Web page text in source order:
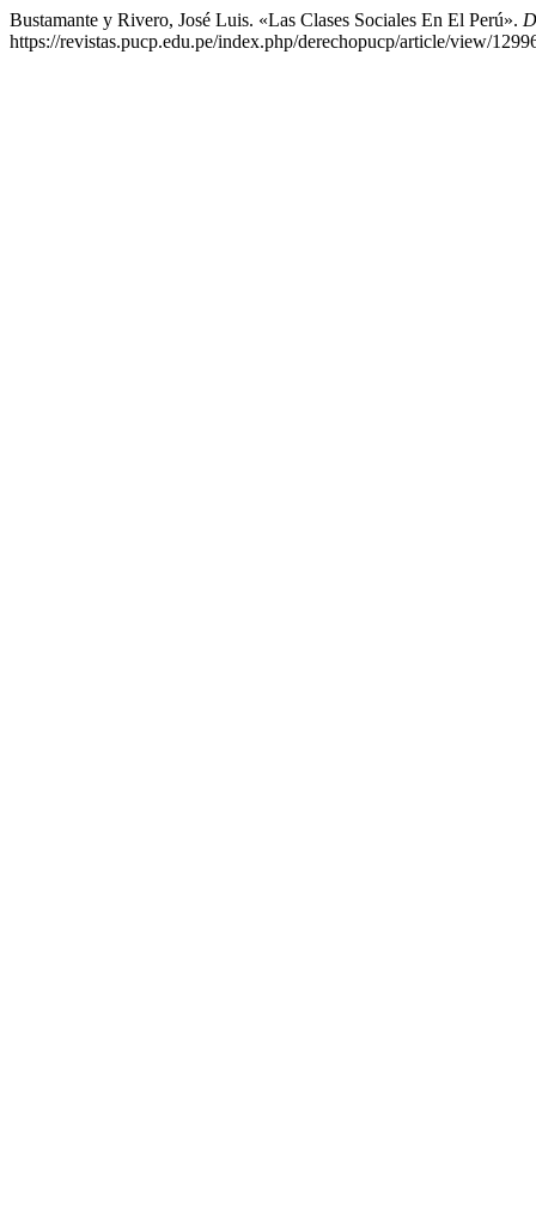
Bustamante y Rivero, José Luis. «Las Clases Sociales En El Perú».
https://revistas.pucp.edu.pe/index.php/derechopucp/article/view/